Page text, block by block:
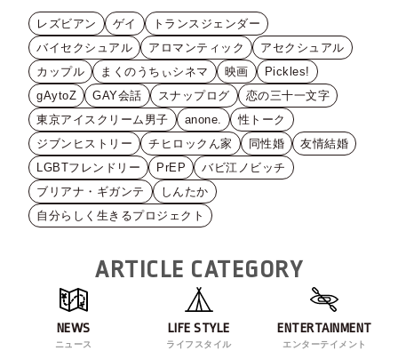
レズビアン ゲイ
トランスジェンダー
バイセクシュアル
アロマンティック
アセクシュアル
カップル
まくのうちぃシネマ 映画
Pickles!
gAytoZ
GAY会話 スナップログ
恋の三十一文字
東京アイスクリーム男子
anone.
性トーク
ジブンヒストリー
チヒロックん家 同性婚
友情結婚
LGBTフレンドリー
PrEP
バビ江ノビッチ
ブリアナ・ギガンテ
しんたか
自分らしく生きるプロジェクト
ARTICLE CATEGORY
NEWS
ニュース
LIFE STYLE
ライフスタイル
ENTERTAINMENT
エンターテイメント